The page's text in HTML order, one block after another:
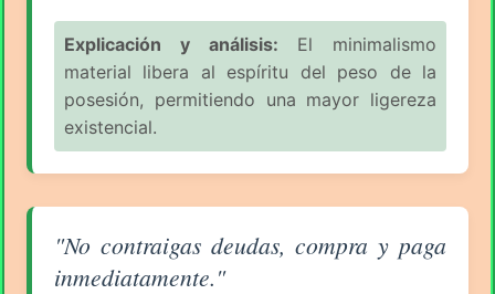
Explicación y análisis: El minimalismo
material libera al espíritu del peso de la
posesión, permitiendo una mayor ligereza
existencial.
Aforismo sobre el Consumismo (pág. 5/11) -
"No contraigas deudas, compra y paga
inmediatamente."